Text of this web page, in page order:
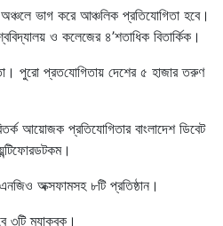
ভাগ করে আঞ্চ‌লিক প্র‌তিযো‌গিতা হবে।
ও কলেজের ৪’শতা‌ধিক ‌বিতা‌র্কিক।
পুরো প্র‌ত‌যো‌গিতায় দেশের ৫ হাজার তরুণ
আয়োজক প্র‌তিযো‌গিতার বাংলাদেশ ডিবেট
অক্সফামসহ ৮টি প্র‌তিষ্ঠান।
৩‌টি ম্যাকবুক।